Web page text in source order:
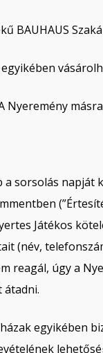
BAUHAUS
Nyeremény
sorsolás
Játékos
(név,
reagál, úgy a
átadni.
egyikében